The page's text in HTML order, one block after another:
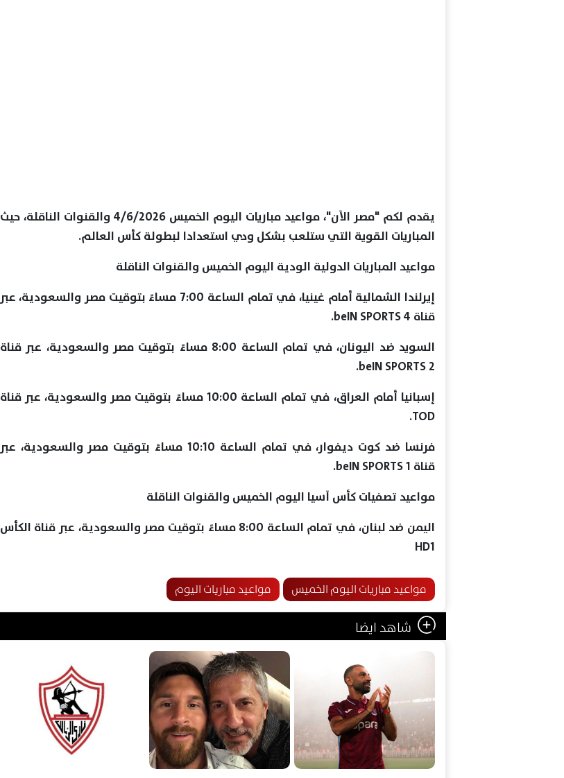
يقدم لكم "مصر الآن"، مواعيد مباريات اليوم الخميس 4/6/2026 والقنوات الناقلة، حيث
المباريات القوية التي ستلعب بشكل ودي استعدادا لبطولة كأس العالم.
مواعيد المباريات الدولية الودية اليوم الخميس والقنوات الناقلة
إيرلندا الشمالية أمام غينيا، في تمام الساعة 7:00 مساءً بتوقيت مصر والسعودية، عبر
قناة beIN SPORTS 4.
السويد ضد اليونان، في تمام الساعة 8:00 مساءً بتوقيت مصر والسعودية، عبر قناة
beIN SPORTS 2.
إسبانيا أمام العراق، في تمام الساعة 10:00 مساءً بتوقيت مصر والسعودية، عبر قناة
TOD.
فرنسا ضد كوت ديفوار، في تمام الساعة 10:10 مساءً بتوقيت مصر والسعودية، عبر
قناة beIN SPORTS 1.
مواعيد تصفيات كأس آسيا اليوم الخميس والقنوات الناقلة
اليمن ضد لبنان، في تمام الساعة 8:00 مساءً بتوقيت مصر والسعودية، عبر قناة الكأس
HD1
مواعيد مباريات اليوم الخميس مواعيد مباريات اليوم
شاهد ايضا